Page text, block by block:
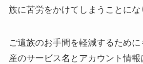
族に苦労をかけてしまうことにな
ご遺族のお手間を軽減するため
産のサービス名とアカウント情